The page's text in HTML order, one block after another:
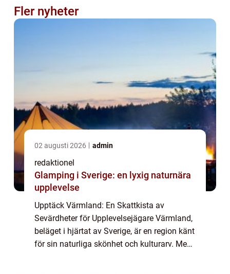
Fler nyheter
02 augusti 2026 admin
redaktionel
Glamping i Sverige: en lyxig naturnära
upplevelse
Upptäck Värmland: En Skattkista av
Sevärdheter för Upplevelsejägare Värmland,
beläget i hjärtat av Sverige, är en region känt
för sin naturliga skönhet och kulturarv. Med